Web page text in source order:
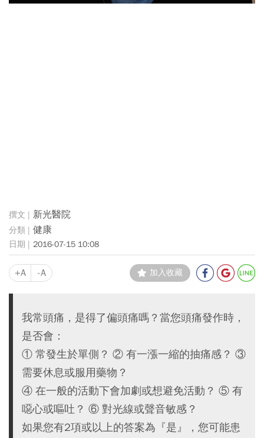
新光醫院
健康
2016-07-15 10:08
+A -A 加入收藏
我常頭痛，是得了偏頭痛嗎？當您頭痛發作時，
是否會：
① 常發生於單側？ ② 有一漲一縮的抽痛感？ ③
需要休息或服用藥物？
④ 在一般的活動下會加劇或想避免活動？ ⑤ 有
噁心或嘔吐？ ⑥ 對光線或聲音敏感？
如果您有2項或以上的答案為『是』，您可能患